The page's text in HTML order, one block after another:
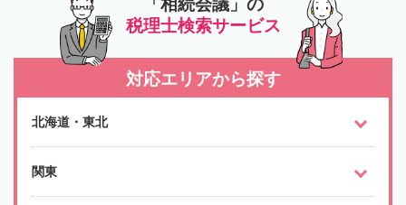
「相続会議」の
税理士検索サービス
対応エリアから探す
北海道・東北
関東